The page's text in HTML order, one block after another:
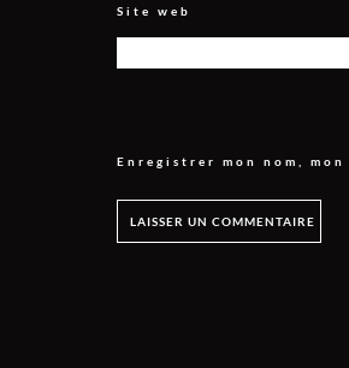
Site web
Enregistrer mon nom,